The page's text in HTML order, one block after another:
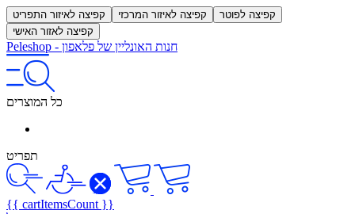
קפיצה לאיזור התפריט קפיצה לאיזור המרכזי
קפיצה לפוטר
קפיצה לאזור האישי
Peleshop - חנות האונליין של פלאפון
כל המוצרים
תפריט
{{ cartItemsCount }}